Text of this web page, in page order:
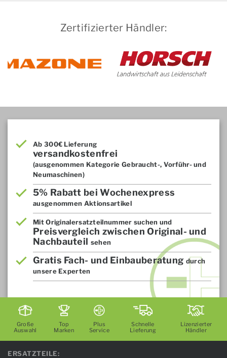
Zertifizierter Händler:
Ab 300€ Lieferung
versandkostenfrei
(ausgenommen Kategorie Gebraucht-, Vorführ- und
Neumaschinen)
5% Rabatt bei Wochenexpress
ausgenommen Aktionsartikel
Mit Originalersatzteilnummer suchen und
Preisvergleich zwischen Original- und
Nachbauteil sehen
Gratis Fach- und Einbauberatung durch
unsere Experten
Große
Auswahl
Top
Marken
Plus
Service
Schnelle
Lieferung
Lizenzierter
Händler
ERSATZTEILE: